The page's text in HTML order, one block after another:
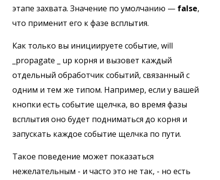
этапе захвата. Значение по умолчанию — false,
что применит его к фазе всплытия.
Как только вы инициируете событие, will
_propagate _ up корня и вызовет каждый
отдельный обработчик событий, связанный с
одним и тем же типом. Например, если у вашей
кнопки есть событие щелчка, во время фазы
всплытия оно будет подниматься до корня и
запускать каждое событие щелчка по пути.
Такое поведение может показаться
нежелательным - и часто это не так, - но есть